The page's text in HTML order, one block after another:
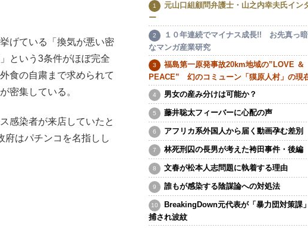
げている「換気が悪い密
という3条件がほぼ完全
食の自粛まで求められて
密集している。
感染者が来店していたと
府はパチンコを名指しし
元山口組顧問弁護士・山之内幸夫氏イン
ー
１０年連続でマイナス成長!! お先真っ
なマンガ産業研究
福島第一原発事故20km地域の”LOVE ＆
PEACE” 幻のコミューン「獏原人村」の現
男女の産み分けは可能か？
藤井聡太フィーバーに心配の声
アフリカ系外国人から届く動画孕む差別
林死刑囚の長男が考えた袴田事件・後編
文春が松本人志問題に執着する理由
誰もが感染する陰謀論への対処法
BreakingDown元代表が「暴力団対策課
捕され波紋